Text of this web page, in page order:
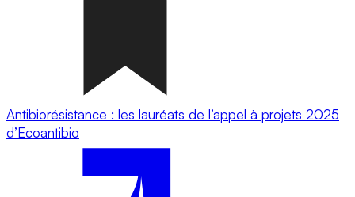
Antibiorésistance : les lauréats de l’appel à projets 2025
d’Ecoantibio